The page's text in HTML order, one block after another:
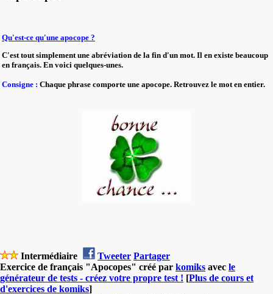
Qu'est-ce qu'une apocope ?
C'est tout simplement une abréviation de la fin d'un mot. Il en existe beaucoup
en français. En voici quelques-unes.
Consigne : Chaque phrase comporte une apocope. Retrouvez le mot en entier.
Intermédiaire Tweeter Partager
Exercice de français "Apocopes" créé par komiks avec le
générateur de tests - créez votre propre test ! [Plus de cours et
d'exercices de komiks]